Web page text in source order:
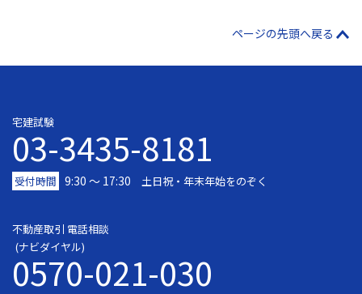
ページの先頭へ戻る
宅建試験
03-3435-8181
受付時間 9:30 〜 17:30 土日祝・年末年始をのぞく
不動産取引 電話相談
(ナビダイヤル)
0570-021-030